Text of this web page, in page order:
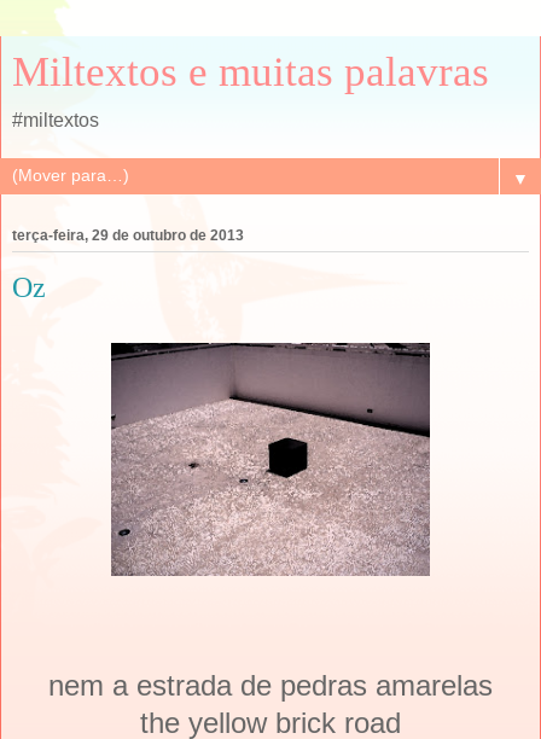
Miltextos e muitas palavras
#miltextos
▼
terça-feira, 29 de outubro de 2013
Oz
nem a estrada de pedras amarelas
the yellow brick road